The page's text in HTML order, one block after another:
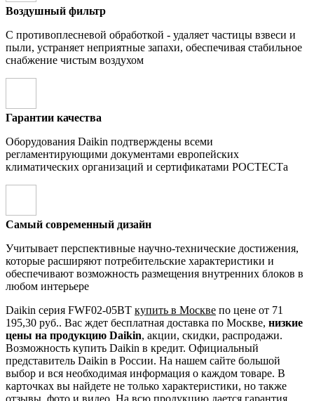
Воздушный фильтр
С противоплесневой обработкой - удаляет частицы взвеси и
пыли, устраняет неприятные запахи, обеспечивая стабильное
снабжение чистым воздухом
Гарантии качества
Оборудования Daikin подтверждены всеми
регламентирующими документами европейских
климатических организаций и сертификатами РОСТЕСТа
Самый современный дизайн
Учитывает перспективные научно-технические достижения,
которые расширяют потребительские характеристики и
обеспечивают возможность размещения внутренних блоков в
любом интерьере
Daikin серия FWF02-05BT купить в Москве по цене от 71
195,30 руб.. Вас ждет бесплатная доставка по Москве, низкие
цены на продукцию Daikin, акции, скидки, распродажи.
Возможность купить Daikin в кредит. Официальный
представитель Daikin в России. На нашем сайте большой
выбор и вся необходимая информация о каждом товаре. В
карточках вы найдете не только характеристики, но также
отзывы, фото и видео. На всю продукцию дается гарантия